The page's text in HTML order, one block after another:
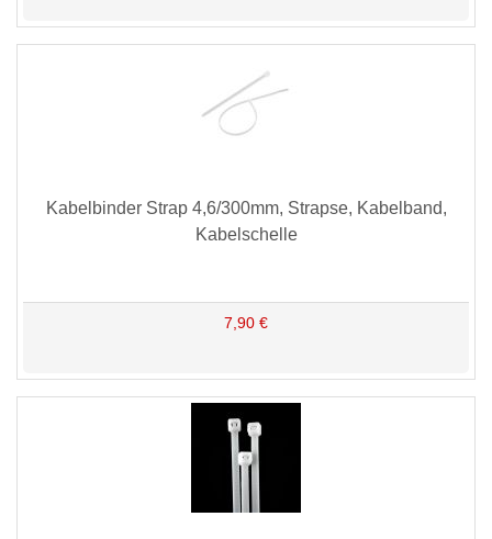
Kabelbinder Strap 4,6/300mm, Strapse, Kabelband,
Kabelschelle
7,90 €